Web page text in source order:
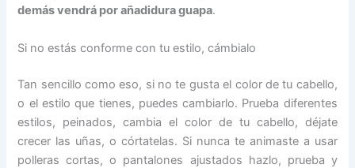
demás vendrá por añadidura guapa.
Si no estás conforme con tu estilo, cámbialo
Tan sencillo como eso, si no te gusta el color de tu cabello,
o el estilo que tienes, puedes cambiarlo. Prueba diferentes
estilos, peinados, cambia el color de tu cabello, déjate
crecer las uñas, o córtatelas. Si nunca te animaste a usar
polleras cortas, o pantalones ajustados hazlo, prueba y